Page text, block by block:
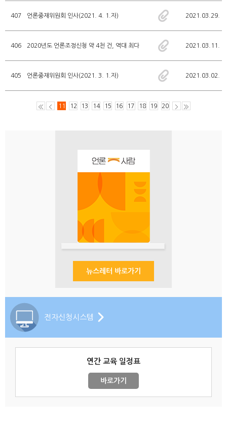
407 언론중재위원회 인사(2021. 4. 1.자) 2021.03.29.
406 2020년도 언론조정신청 약 4천 건, 역대 최다 2021.03.11.
405 언론중재위원회 인사(2021. 3. 1.자) 2021.03.02.
11 12 13 14 15 16 17 18 19 20
뉴스레터 바로가기
전자신청시스템
연간 교육 일정표
바로가기